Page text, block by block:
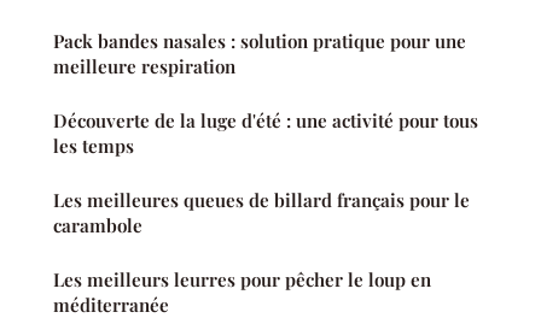
Pack bandes nasales : solution pratique pour une
meilleure respiration
Découverte de la luge d'été : une activité pour tous
les temps
Les meilleures queues de billard français pour le
carambole
Les meilleurs leurres pour pêcher le loup en
méditerranée